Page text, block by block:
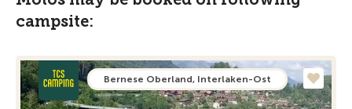
campsite:
Bernese Oberland, Interlaken-Ost